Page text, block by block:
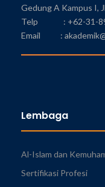
Gedung A Kampus I,
Telp : +62-31-
Email :
Lembaga
Al-Islam dan
Sertifikasi Profesi